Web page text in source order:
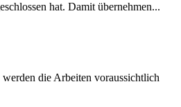
hat. Damit übernehmen...
die Arbeiten voraussichtlich